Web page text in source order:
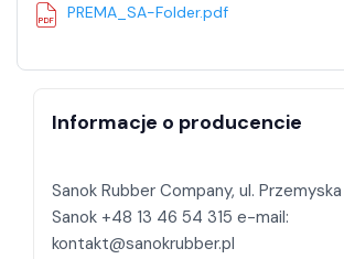
PREMA_SA-Folder.pdf
Informacje o producencie
Sanok Rubber Company, ul.
Sanok +48 13 46 54 315 e-mail: